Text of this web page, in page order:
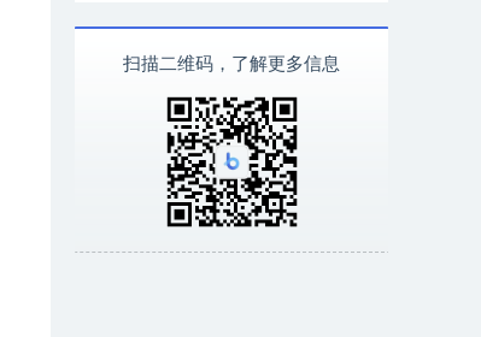
扫描二维码，了解更多信息